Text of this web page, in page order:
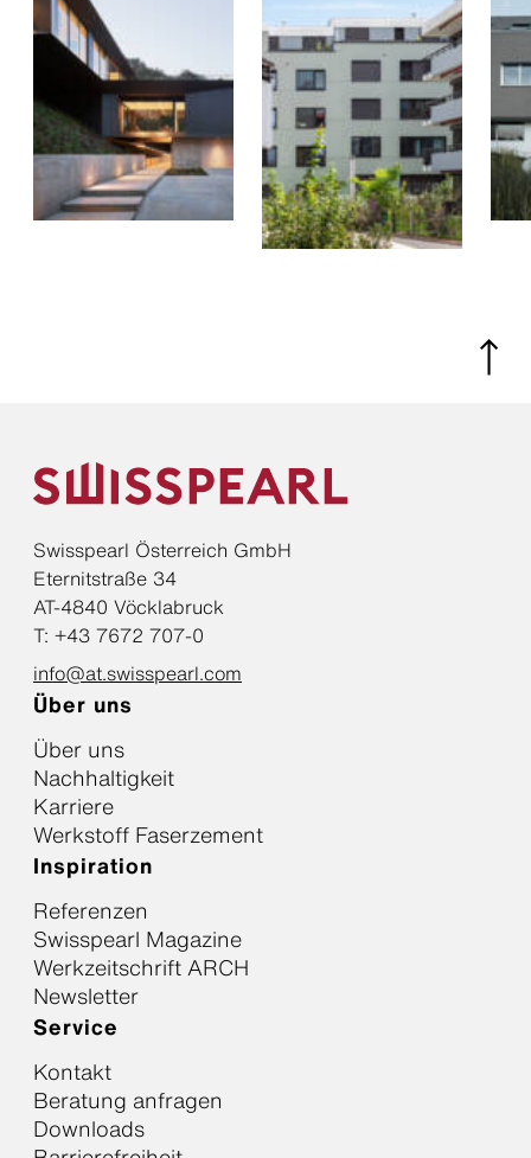
Swisspearl Österreich GmbH
Eternitstraße 34
AT-4840 Vöcklabruck
T: +43 7672 707-0
info@at.swisspearl.com
Über uns
Über uns
Nachhaltigkeit
Karriere
Werkstoff Faserzement
Inspiration
Referenzen
Swisspearl Magazine
Werkzeitschrift ARCH
Newsletter
Service
Kontakt
Beratung anfragen
Downloads